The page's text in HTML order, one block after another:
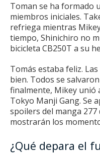
Toman se ha formado
miembros iniciales.
refriega mientras
tiempo, Shinichiro no
bicicleta CB250T a su
Tomás estaba feliz.
bien. Todos se
finalmente, Mikey unió
Tokyo Manji Gang. Se
spoilers del manga
mostrarán los
¿Qué depara el